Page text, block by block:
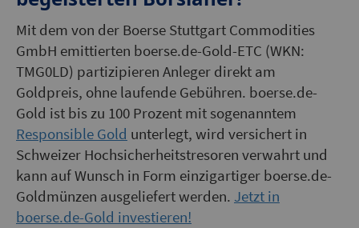
Mit dem von der Boerse Stuttgart Commodities
GmbH emittierten boerse.de-Gold-ETC (WKN:
TMG0LD) partizipieren Anleger direkt am
Goldpreis, ohne laufende Gebühren. boerse.de-
Gold ist bis zu 100 Prozent mit sogenanntem
Responsible Gold unterlegt, wird versichert in
Schweizer Hochsicherheitstresoren verwahrt und
kann auf Wunsch in Form einzigartiger boerse.de-
Goldmünzen ausgeliefert werden. Jetzt in
boerse.de-Gold investieren!